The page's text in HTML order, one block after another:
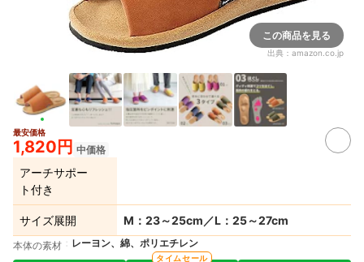
この商品を見る
出典： amazon.co.jp
最安価格
1,820円 中価格
アーチサポー
ト付き
サイズ展開 M：23～25cm／L：25～27cm
本体の素材 レーヨン、綿、ポリエチレン
タイムセール